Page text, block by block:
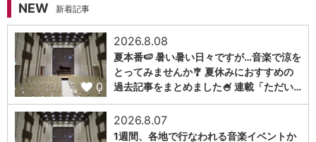
NEW 新着記事
0
2026.8.08
夏本番🍉 暑い暑い日々ですが…音楽で涼を
とってみませんか🎐 夏休みにおすすめの
過去記事をまとめました🍧 連載「ただい…
2026.8.07
1週間、各地で行なわれる音楽イベントか